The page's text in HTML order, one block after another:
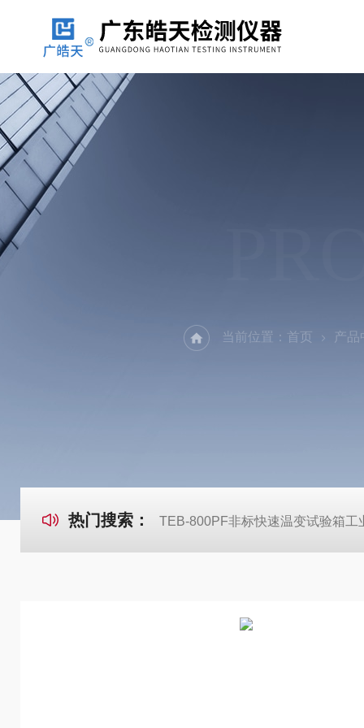
当前位置： 首页 产品
热门搜索： TEB-800PF非标快速温变试验箱工